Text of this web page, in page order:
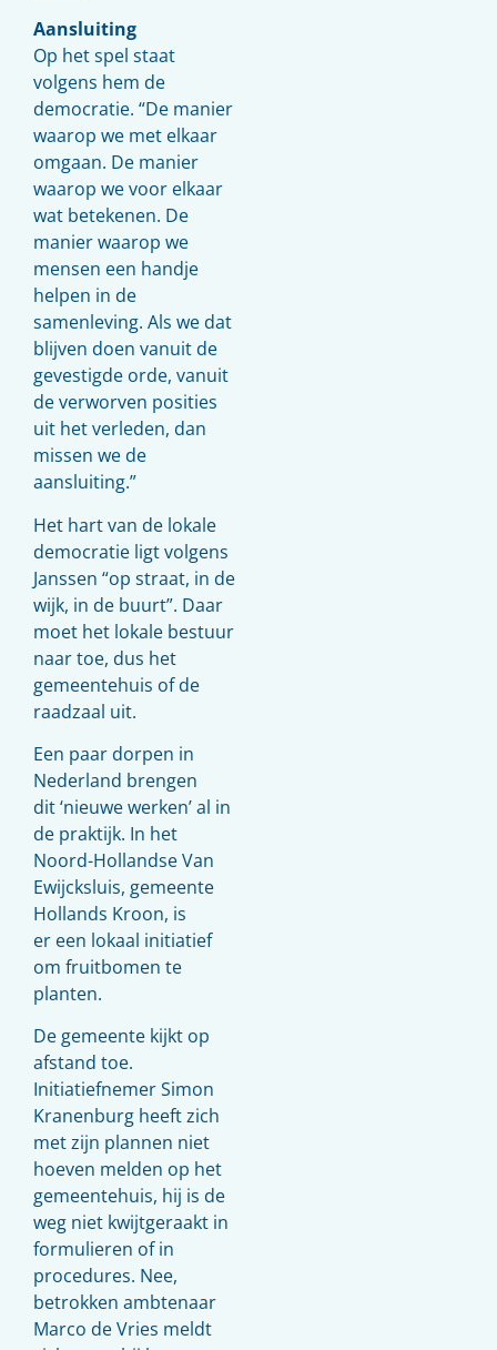
Aansluiting
Op het spel staat
volgens hem de
democratie. “De manier
waarop we met elkaar
omgaan. De manier
waarop we voor elkaar
wat betekenen. De
manier waarop we
mensen een handje
helpen in de
samenleving. Als we dat
blijven doen vanuit de
gevestigde orde, vanuit
de verworven posities
uit het verleden, dan
missen we de
aansluiting.”
Het hart van de lokale
democratie ligt volgens
Janssen “op straat, in de
wijk, in de buurt”. Daar
moet het lokale bestuur
naar toe, dus het
gemeentehuis of de
raadzaal uit.
Een paar dorpen in
Nederland brengen
dit ‘nieuwe werken’ al in
de praktijk. In het
Noord-Hollandse Van
Ewijcksluis, gemeente
Hollands Kroon, is
er een lokaal initiatief
om fruitbomen te
planten.
De gemeente kijkt op
afstand toe.
Initiatiefnemer Simon
Kranenburg heeft zich
met zijn plannen niet
hoeven melden op het
gemeentehuis, hij is de
weg niet kwijtgeraakt in
formulieren of in
procedures. Nee,
betrokken ambtenaar
Marco de Vries meldt